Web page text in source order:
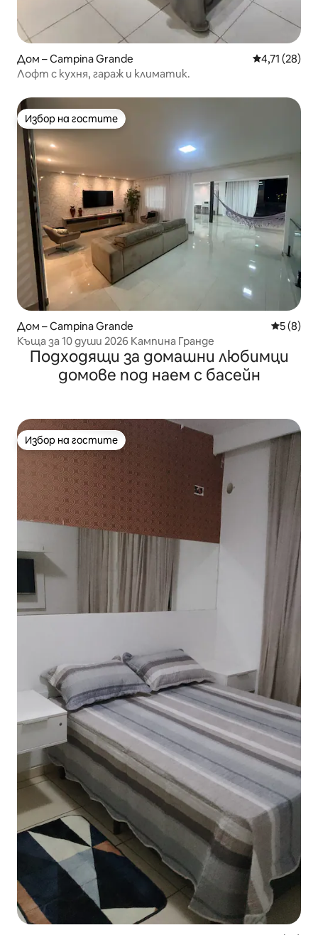
Дом – Campina Grande Средна
4,71 (28)
Лофт с кухня, гараж и климатик.
Избор на гостите
Избор на гостите
Дом – Campina Grande Средна
5 (8)
Къща за 10 души 2026 Кампина Гранде
Подходящи за домашни любимци
домове под наем с басейн
Избор на гостите
Избор на гостите